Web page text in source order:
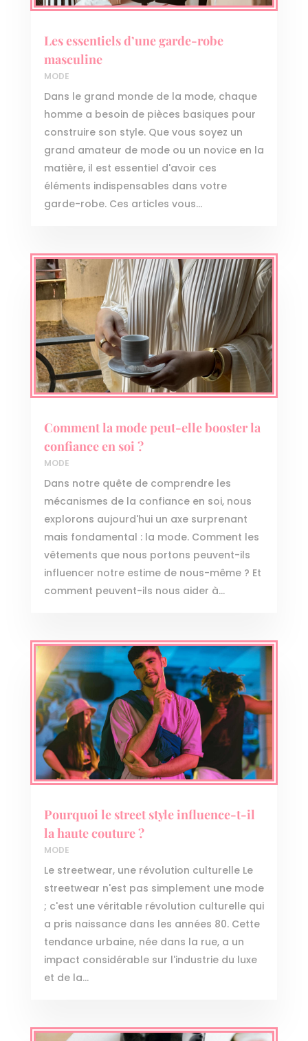
Les essentiels d’une garde-robe
masculine
MODE
Dans le grand monde de la mode, chaque
homme a besoin de pièces basiques pour
construire son style. Que vous soyez un
grand amateur de mode ou un novice en la
matière, il est essentiel d'avoir ces
éléments indispensables dans votre
garde-robe. Ces articles vous...
Comment la mode peut-elle booster la
confiance en soi ?
MODE
Dans notre quête de comprendre les
mécanismes de la confiance en soi, nous
explorons aujourd'hui un axe surprenant
mais fondamental : la mode. Comment les
vêtements que nous portons peuvent-ils
influencer notre estime de nous-même ? Et
comment peuvent-ils nous aider à...
Pourquoi le street style influence-t-il
la haute couture ?
MODE
Le streetwear, une révolution culturelle Le
streetwear n'est pas simplement une mode
; c'est une véritable révolution culturelle qui
a pris naissance dans les années 80. Cette
tendance urbaine, née dans la rue, a un
impact considérable sur l'industrie du luxe
et de la...